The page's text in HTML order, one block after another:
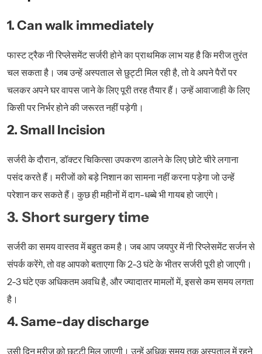
1. Can walk immediately
फास्ट ट्रैक नी रिप्लेसमेंट सर्जरी होने का प्राथमिक लाभ यह है कि मरीज तुरंत
चल सकता है। जब उन्हें अस्पताल से छुट्टी मिल रही है, तो वे अपने पैरों पर
चलकर अपने घर वापस जाने के लिए पूरी तरह तैयार हैं। उन्हें आवाजाही के लिए
किसी पर निर्भर होने की जरूरत नहीं पड़ेगी।
2. Small Incision
सर्जरी के दौरान, डॉक्टर चिकित्सा उपकरण डालने के लिए छोटे चीरे लगाना
पसंद करते हैं। मरीजों को बड़े निशान का सामना नहीं करना पड़ेगा जो उन्हें
परेशान कर सकते हैं। कुछ ही महीनों में दाग-धब्बे भी गायब हो जाएंगे।
3. Short surgery time
सर्जरी का समय वास्तव में बहुत कम है। जब आप जयपुर में नी रिप्लेसमेंट सर्जन से
संपर्क करेंगे, तो वह आपको बताएगा कि 2-3 घंटे के भीतर सर्जरी पूरी हो जाएगी।
2-3 घंटे एक अधिकतम अवधि है, और ज्यादातर मामलों में, इससे कम समय लगता
है।
4. Same-day discharge
उसी दिन मरीज को छुट्टी मिल जाएगी। उन्हें अधिक समय तक अस्पताल में रहने